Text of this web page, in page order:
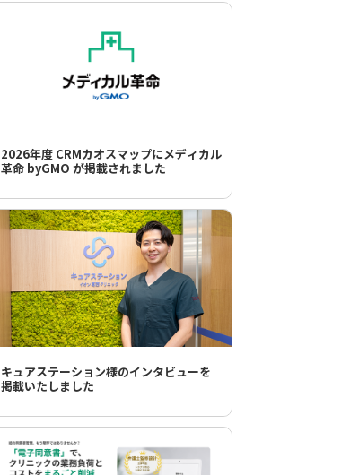
2026年度 CRMカオスマップにメディカル
革命 byGMO が掲載されました
キュアステーション様のインタビューを
掲載いたしました